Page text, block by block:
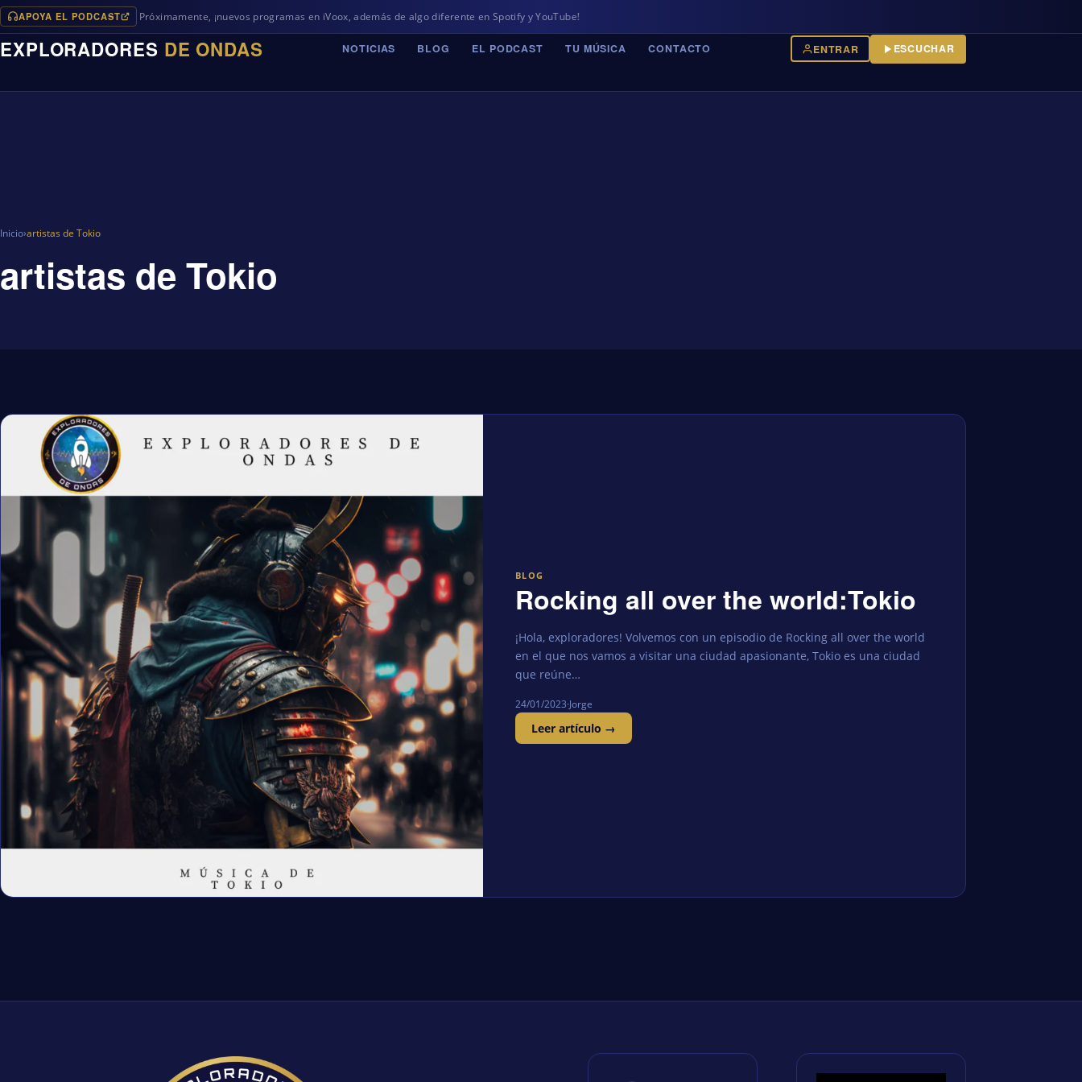
APOYA EL PODCASTPróximamente, ¡nuevos programas en iVoox, además de algo diferente en Spotify y YouTube!
EXPLORADORES DE ONDAS NOTICIAS BLOG EL PODCAST TU MÚSICA CONTACTO ENTRAR ESCUCHAR
Inicio›artistas de Tokio
artistas de Tokio
BLOG
Rocking all over the world:Tokio
¡Hola, exploradores! Volvemos con un episodio de Rocking all over the world
en el que nos vamos a visitar una ciudad apasionante, Tokio es una ciudad
que reúne…
24/01/2023·Jorge
Leer artículo →